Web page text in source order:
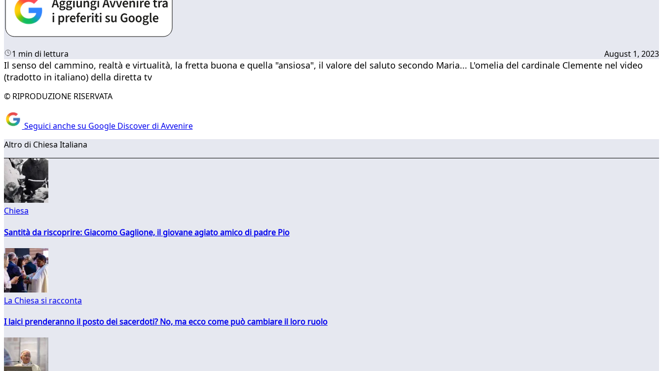
1 min di lettura August 1, 2023
Il senso del cammino, realtà e virtualità, la fretta buona e quella "ansiosa", il valore del saluto secondo Maria... L'omelia del cardinale Clemente nel video
(tradotto in italiano) della diretta tv
© RIPRODUZIONE RISERVATA
Seguici anche su Google Discover di Avvenire
Altro di Chiesa Italiana
Chiesa
Santità da riscoprire: Giacomo Gaglione, il giovane agiato amico di padre Pio
La Chiesa si racconta
I laici prenderanno il posto dei sacerdoti? No, ma ecco come può cambiare il loro ruolo